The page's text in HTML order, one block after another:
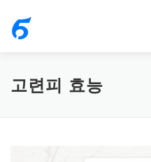
고련피 효능